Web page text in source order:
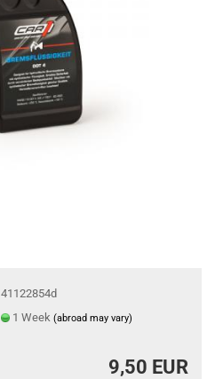
41122854d
1 Week (abroad may vary)
9,50 EUR